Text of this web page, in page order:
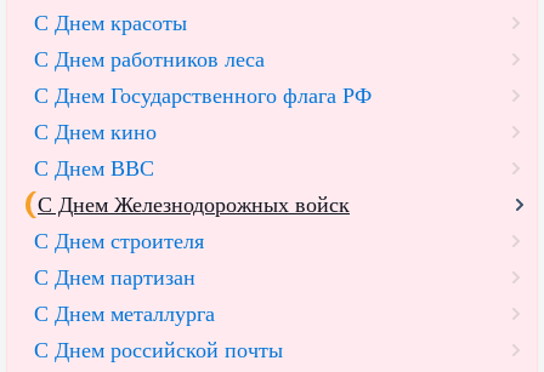
С Днем красоты
С Днем работников леса
С Днем Государственного флага РФ
С Днем кино
С Днем ВВС
С Днем Железнодорожных войск
С Днем строителя
С Днем партизан
С Днем металлурга
С Днем российской почты